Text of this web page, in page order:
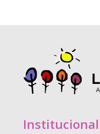
Institucional